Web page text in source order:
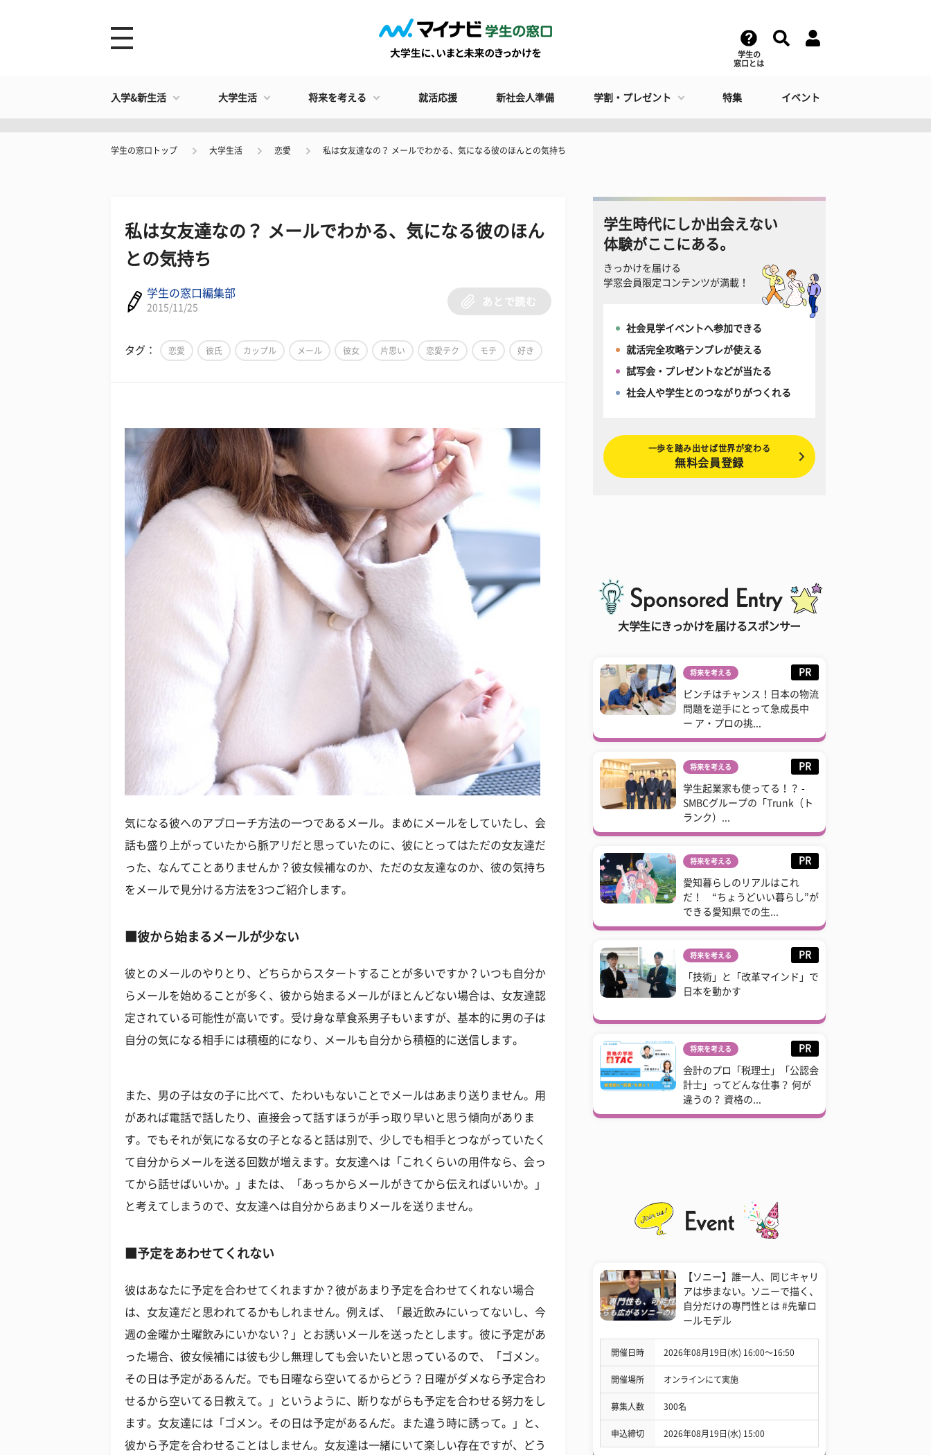
学生の
窓口とは
入学&新生活 大学生活 将来を考える 就活応援 新社会人準備 学割・プレゼント 特集 イベント
学生の窓口トップ 大学生活 恋愛 私は女友達なの？ メールでわかる、気になる彼のほんとの気持ち
私は女友達なの？ メールでわかる、気になる彼のほん
との気持ち
学生の窓口編集部
2015/11/25
あとで読む
タグ： 恋愛 彼氏 カップル メール 彼女 片思い 恋愛テク モテ 好き
気になる彼へのアプローチ方法の一つであるメール。まめにメールをしていたし、会
話も盛り上がっていたから脈アリだと思っていたのに、彼にとってはただの女友達だ
った、なんてことありませんか？彼女候補なのか、ただの女友達なのか、彼の気持ち
をメールで見分ける方法を3つご紹介します。
■彼から始まるメールが少ない
彼とのメールのやりとり、どちらからスタートすることが多いですか？いつも自分か
らメールを始めることが多く、彼から始まるメールがほとんどない場合は、女友達認
定されている可能性が高いです。受け身な草食系男子もいますが、基本的に男の子は
自分の気になる相手には積極的になり、メールも自分から積極的に送信します。
また、男の子は女の子に比べて、たわいもないことでメールはあまり送りません。用
があれば電話で話したり、直接会って話すほうが手っ取り早いと思う傾向がありま
す。でもそれが気になる女の子となると話は別で、少しでも相手とつながっていたく
て自分からメールを送る回数が増えます。女友達へは「これくらいの用件なら、会っ
てから話せばいいか。」または、「あっちからメールがきてから伝えればいいか。」
と考えてしまうので、女友達へは自分からあまりメールを送りません。
■予定をあわせてくれない
彼はあなたに予定を合わせてくれますか？彼があまり予定を合わせてくれない場合
は、女友達だと思われてるかもしれません。例えば、「最近飲みにいってないし、今
週の金曜か土曜飲みにいかない？」とお誘いメールを送ったとします。彼に予定があ
った場合、彼女候補には彼も少し無理しても会いたいと思っているので、「ゴメン。
その日は予定があるんだ。でも日曜なら空いてるからどう？日曜がダメなら予定合わ
せるから空いてる日教えて。」というように、断りながらも予定を合わせる努力をし
ます。女友達には「ゴメン。その日は予定があるんだ。また違う時に誘って。」と、
彼から予定を合わせることはしません。女友達は一緒にいて楽しい存在ですが、どう
学生時代にしか出会えない
体験がここにある。
きっかけを届ける
学窓会員限定コンテンツが満載！
社会見学イベントへ参加できる
就活完全攻略テンプレが使える
試写会・プレゼントなどが当たる
社会人や学生とのつながりがつくれる
一歩を踏み出せば世界が変わる
無料会員登録
大学生にきっかけを届けるスポンサー
将来を考える PR
ピンチはチャンス！日本の物流
問題を逆手にとって急成長中
ー ア・プロの挑...
将来を考える PR
学生起業家も使ってる！？ -
SMBCグループの「Trunk（ト
ランク）...
将来を考える PR
愛知暮らしのリアルはこれ
だ！ “ちょうどいい暮らし”が
できる愛知県での生...
将来を考える PR
「技術」と「改革マインド」で
日本を動かす
将来を考える PR
会計のプロ「税理士」「公認会
計士」ってどんな仕事？ 何が
違うの？ 資格の...
【ソニー】誰一人、同じキャリ
アは歩まない。ソニーで描く、
自分だけの専門性とは #先輩ロ
ールモデル
開催日時 2026年08月19日(水) 16:00〜16:50
開催場所 オンラインにて実施
募集人数 300名
申込締切 2026年08月19日(水) 15:00